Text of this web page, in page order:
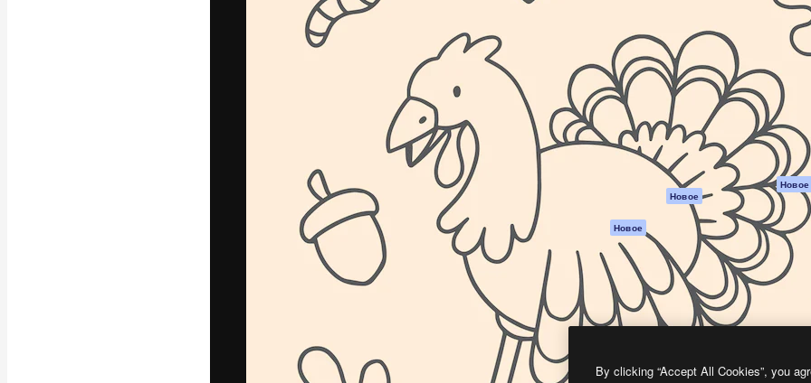
ваших лучших работ. Более 1 миллиона
подписчиков среди креаторов,
предприятий, агентств и студий.
Генератор
изображений ИИ
Генератор видео
ИИ
Генератор голоса
на основе ИИ
Стоковый контент
Новое
Новое
API
Мобильное
приложение
Все инструменты
Magnific
Документация
Пакету ИИ
Служба
поддержки
Условия и
положения
Политика
Оригиналы Новое
Политика файлов
cookie
Центр доверия
Партнеры
Предприятие
By clicking “Accept All Cookies”, you